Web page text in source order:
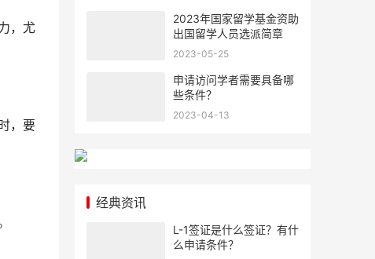
，尤
，要
2023年国家留学基金资助
出国留学人员选派简章
2023-05-25
申请访问学者需要具备哪
些条件？
2023-04-13
经典资讯
L-1签证是什么签证？有什
么申请条件？